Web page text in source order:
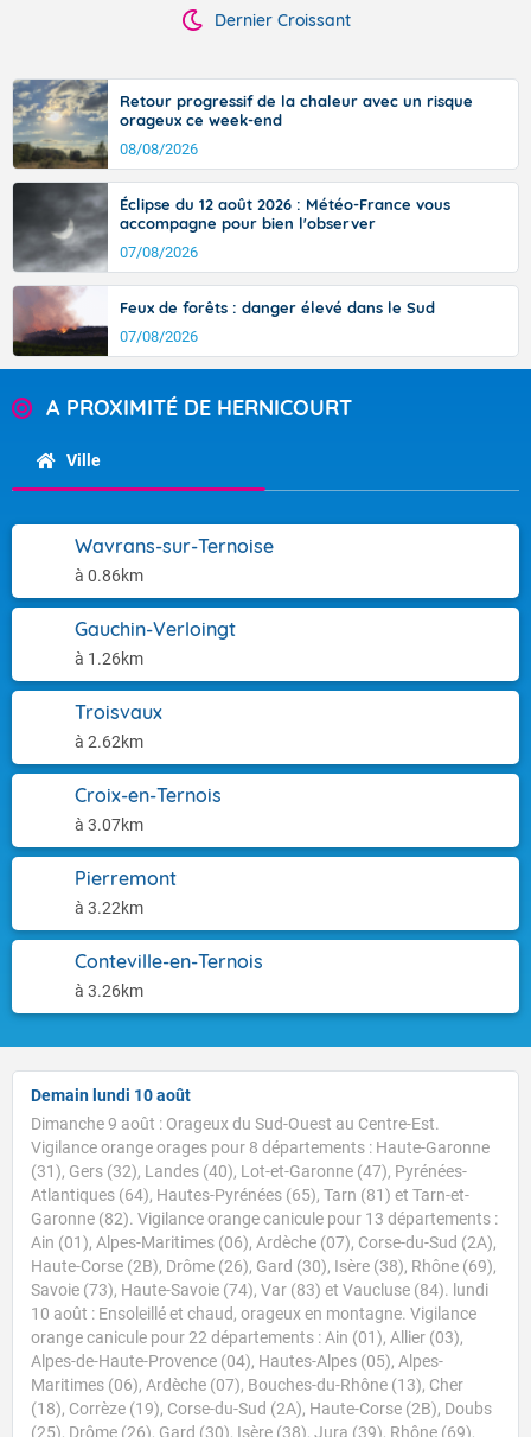
Dernier Croissant
Retour progressif de la chaleur avec un risque
orageux ce week-end
08/08/2026
Éclipse du 12 août 2026 : Météo-France vous
accompagne pour bien l'observer
07/08/2026
Feux de forêts : danger élevé dans le Sud
07/08/2026
A PROXIMITÉ DE HERNICOURT
Ville
Wavrans-sur-Ternoise
à 0.86km
Gauchin-Verloingt
à 1.26km
Troisvaux
à 2.62km
Croix-en-Ternois
à 3.07km
Pierremont
à 3.22km
Conteville-en-Ternois
à 3.26km
Demain lundi 10 août
Dimanche 9 août : Orageux du Sud-Ouest au Centre-Est.
Vigilance orange orages pour 8 départements : Haute-Garonne
(31), Gers (32), Landes (40), Lot-et-Garonne (47), Pyrénées-
Atlantiques (64), Hautes-Pyrénées (65), Tarn (81) et Tarn-et-
Garonne (82). Vigilance orange canicule pour 13 départements :
Ain (01), Alpes-Maritimes (06), Ardèche (07), Corse-du-Sud (2A),
Haute-Corse (2B), Drôme (26), Gard (30), Isère (38), Rhône (69),
Savoie (73), Haute-Savoie (74), Var (83) et Vaucluse (84). lundi
10 août : Ensoleillé et chaud, orageux en montagne. Vigilance
orange canicule pour 22 départements : Ain (01), Allier (03),
Alpes-de-Haute-Provence (04), Hautes-Alpes (05), Alpes-
Maritimes (06), Ardèche (07), Bouches-du-Rhône (13), Cher
(18), Corrèze (19), Corse-du-Sud (2A), Haute-Corse (2B), Doubs
(25), Drôme (26), Gard (30), Isère (38), Jura (39), Rhône (69),